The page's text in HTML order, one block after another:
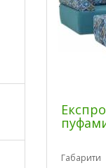
Габарити